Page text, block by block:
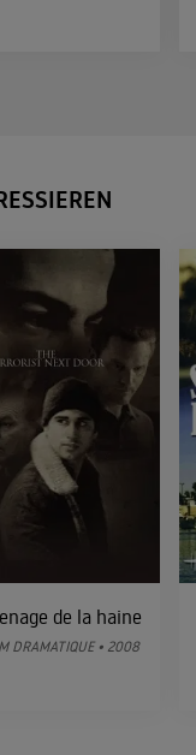
de la haine
DRAMATIQUE • 2008